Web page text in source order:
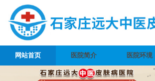
网站首页 医院简介 医院环境